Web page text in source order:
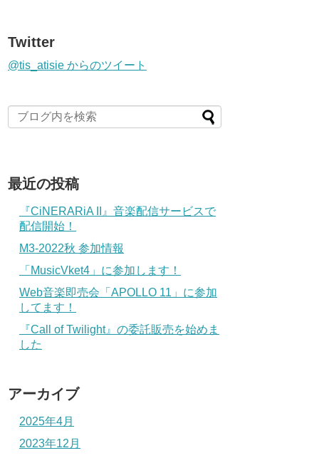
Twitter
@tis_atisie からのツイート
最近の投稿
『CiNERARiA II』音楽配信サービスで
配信開始！
M3-2022秋 参加情報
「MusicVket4」に参加します！
Web音楽即売会「APOLLO 11」に参加
してます！
『Call of Twilight』の委託販売を始めま
した
アーカイブ
2025年4月
2023年12月